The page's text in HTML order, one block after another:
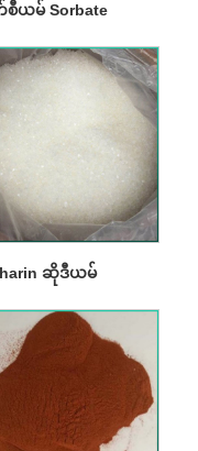
ယမ် Sorbate
ဆိုဒီယမ်